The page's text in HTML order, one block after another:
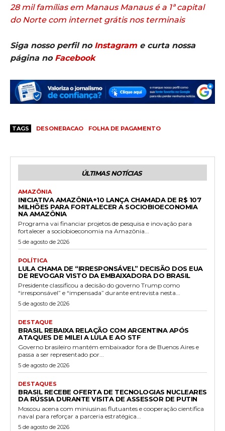
28 mil famílias em Manaus Manaus é a 1ª capital
do Norte com internet grátis nos terminais
Siga nosso perfil no Instagram e curta nossa
página no Facebook
TAGS DESONERACAO FOLHA DE PAGAMENTO
ÚLTIMAS NOTÍCIAS
AMAZÔNIA
INICIATIVA AMAZÔNIA+10 LANÇA CHAMADA DE R$ 107
MILHÕES PARA FORTALECER A SOCIOBIOECONOMIA
NA AMAZÔNIA
Programa vai financiar projetos de pesquisa e inovação para
fortalecer a sociobioeconomia na Amazônia...
5 de agosto de 2026
POLÍTICA
LULA CHAMA DE “IRRESPONSÁVEL” DECISÃO DOS EUA
DE REVOGAR VISTO DA EMBAIXADORA DO BRASIL
Presidente classificou a decisão do governo Trump como
“irresponsável” e “impensada” durante entrevista nesta...
5 de agosto de 2026
DESTAQUE
BRASIL REBAIXA RELAÇÃO COM ARGENTINA APÓS
ATAQUES DE MILEI A LULA E AO STF
Governo brasileiro mantém embaixador fora de Buenos Aires e
passa a ser representado por...
5 de agosto de 2026
DESTAQUES
BRASIL RECEBE OFERTA DE TECNOLOGIAS NUCLEARES
DA RÚSSIA DURANTE VISITA DE ASSESSOR DE PUTIN
Moscou acena com miniusinas flutuantes e cooperação científica
naval para reforçar a parceria estratégica...
5 de agosto de 2026